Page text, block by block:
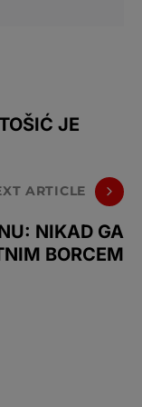
JE
ARTICLE
NIKAD GA
BORCEM